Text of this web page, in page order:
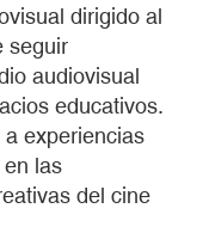
dirigido al
seguir
audiovisual
educativos.
experiencias
las
del cine